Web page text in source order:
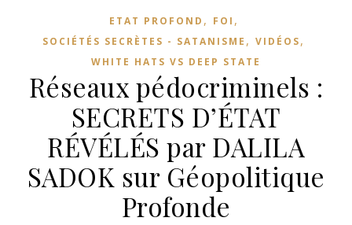
ETAT PROFOND , FOI ,
SOCIÉTÉS SECRÈTES - SATANISME , VIDÉOS,
WHITE HATS VS DEEP STATE
Réseaux pédocriminels :
SECRETS D’ÉTAT
RÉVÉLÉS par DALILA
SADOK sur Géopolitique
Profonde